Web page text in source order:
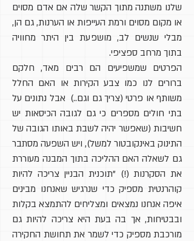
שלנו משתנה מתוך הקשר שלה אם אדם מסוים
או מקום מסוים ורמת העייפות או הערנות, גם הן,
מבלי שנשים לב, מושפעת בין היתר מחוויה
בתוך מרחב ספציפי.
הפרטים שמשפיעים הם רבים מאד, חלקם
ברורים לנו כמו צבע הקירות או האם החלל
משותף או פרטי (צריך גם וגם..) אבל נתונים על
בתי חולים מספרים כי גם לגובה הכיסאות יש
חשיבות (שאפשר יהיה לשבת באותו הגובה של
התינוק באינקובטור למשל), ויש השפעה מסתבר
גם לשאלה האם ההליכה בתוך המבנה מעוררת
את הסקרנות (!) "תוכנית הבניין צריכה להיות
קוהרנטית מספיק כדי שנרגיש שאנחנו מבינים
איפה אנחנו נמצאים ומצליחים להתמצא בקלות
ובבטיחות, אך בה בעת היא צריכה להיות גם
מורכבת מספיק כדי לשמר את תחושת החקירה